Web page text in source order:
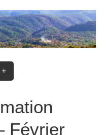
+
Février